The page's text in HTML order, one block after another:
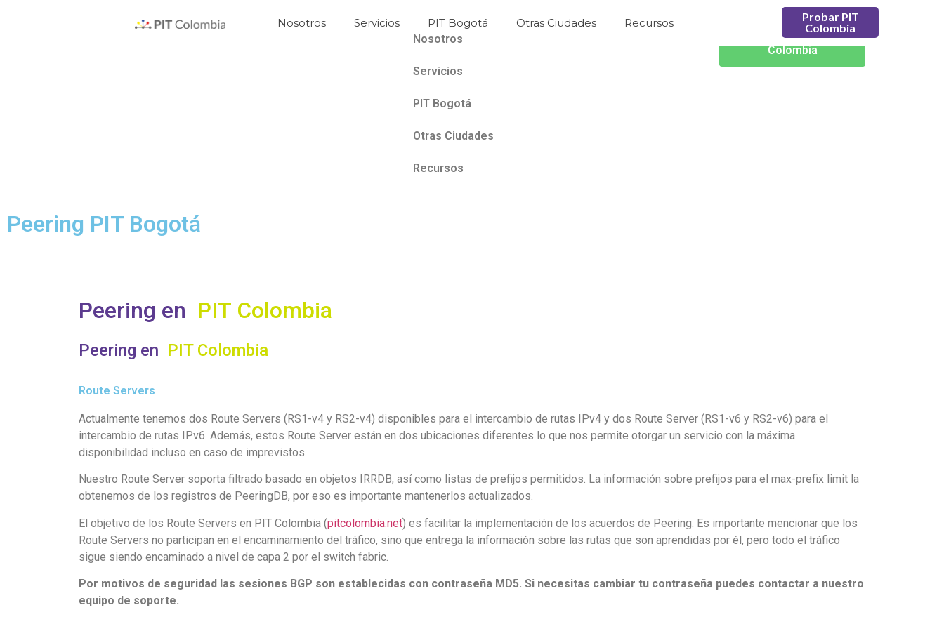
Nosotros Servicios PIT Bogotá Otras Ciudades Recursos
Probar PIT
Colombia
Nosotros
Servicios
PIT Bogotá
Otras Ciudades
Recursos
Probar PIT
Colombia
Peering PIT Bogotá
Peering en PIT Colombia
Peering en PIT Colombia
Route Servers
Actualmente tenemos dos Route Servers (RS1-v4 y RS2-v4) disponibles para el intercambio de rutas IPv4 y dos Route Server (RS1-v6 y RS2-v6) para el
intercambio de rutas IPv6. Además, estos Route Server están en dos ubicaciones diferentes lo que nos permite otorgar un servicio con la máxima
disponibilidad incluso en caso de imprevistos.
Nuestro Route Server soporta filtrado basado en objetos IRRDB, así como listas de prefijos permitidos. La información sobre prefijos para el max-prefix limit la
obtenemos de los registros de PeeringDB, por eso es importante mantenerlos actualizados.
El objetivo de los Route Servers en PIT Colombia (pitcolombia.net) es facilitar la implementación de los acuerdos de Peering. Es importante mencionar que los
Route Servers no participan en el encaminamiento del tráfico, sino que entrega la información sobre las rutas que son aprendidas por él, pero todo el tráfico
sigue siendo encaminado a nivel de capa 2 por el switch fabric.
Por motivos de seguridad las sesiones BGP son establecidas con contraseña MD5. Si necesitas cambiar tu contraseña puedes contactar a nuestro
equipo de soporte.